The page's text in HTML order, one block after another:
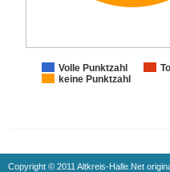
Volle Punktzahl
keine Punktzahl
Copyright © 2011 Altkreis-Halle.Net